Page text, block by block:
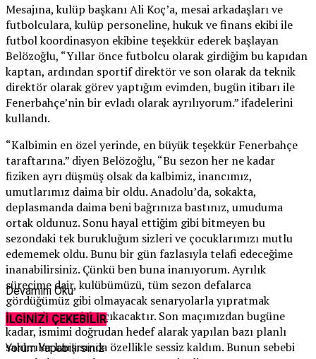
Mesajına, kulüp başkanı Ali Koç’a, mesai arkadaşları ve
futbolculara, kulüp personeline, hukuk ve finans ekibi ile
futbol koordinasyon ekibine teşekkür ederek başlayan
Belözoğlu, “Yıllar önce futbolcu olarak girdiğim bu kapıdan
kaptan, ardından sportif direktör ve son olarak da teknik
direktör olarak görev yaptığım evimden, bugün itibarı ile
Fenerbahçe’nin bir evladı olarak ayrılıyorum.” ifadelerini
kullandı.
“Kalbimin en özel yerinde, en büyük teşekkür Fenerbahçe
taraftarına.” diyen Belözoğlu, “Bu sezon her ne kadar
fiziken ayrı düşmüş olsak da kalbimiz, inancımız,
umutlarımız daima bir oldu. Anadolu’da, sokakta,
deplasmanda daima beni bağrınıza bastınız, umuduma
ortak oldunuz. Sonu hayal ettiğim gibi bitmeyen bu
sezondaki tek burukluğum sizleri ve çocuklarımızı mutlu
edememek oldu. Bunu bir gün fazlasıyla telafi edeceğime
inanabilirsiniz. Çünkü ben buna inanıyorum. Ayrılık
sürecime dair, kulübümüzü, tüm sezon defalarca
gördüğümüz gibi olmayacak senaryolarla yıpratmak
isteyenler mutlaka çıkacaktır. Son maçımızdan bugüne
kadar, ismimi doğrudan hedef alarak yapılan bazı planlı
saldırılar karşısında özellikle sessiz kaldım. Bunun sebebi
Devamını Oku
İLGİNİZİ ÇEKEBİLİR
Yorum Yapabilirsiniz